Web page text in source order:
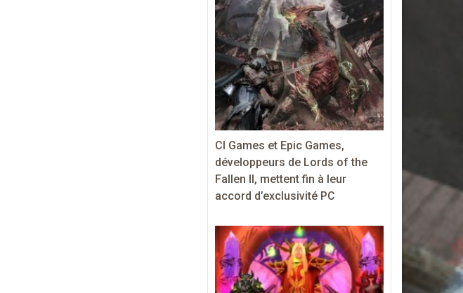
CI Games et Epic Games,
développeurs de Lords of the
Fallen II, mettent fin à leur
accord d’exclusivité PC